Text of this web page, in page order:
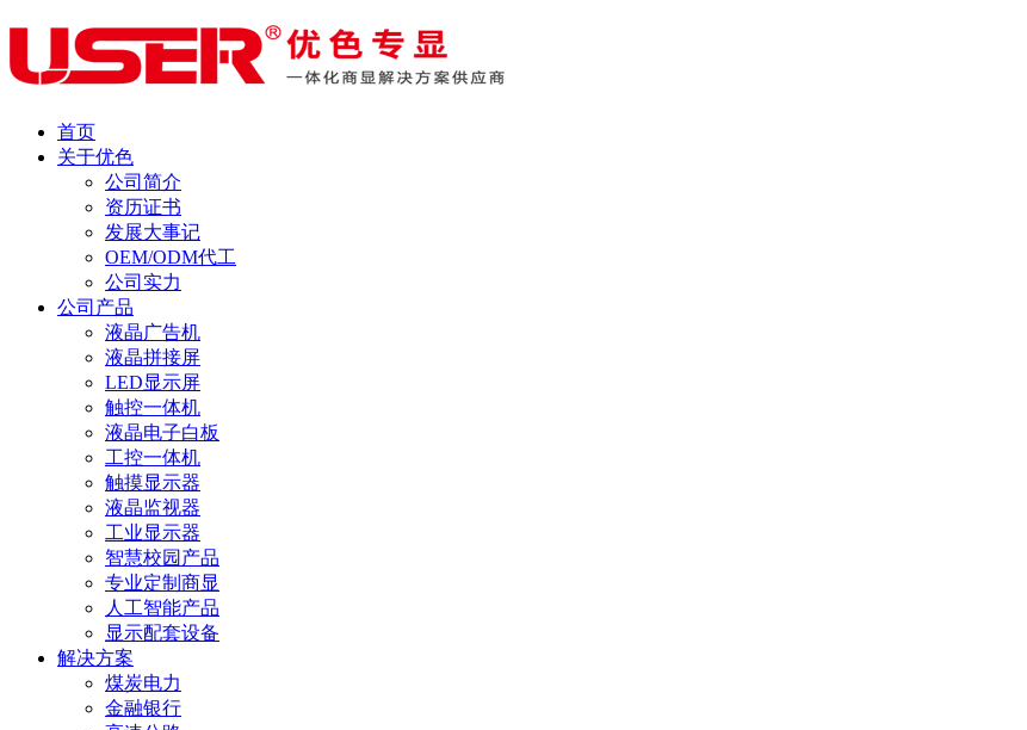
首页
关于优色
公司简介
资历证书
发展大事记
OEM/ODM代工
公司实力
公司产品
液晶广告机
液晶拼接屏
LED显示屏
触控一体机
液晶电子白板
工控一体机
触摸显示器
液晶监视器
工业显示器
智慧校园产品
专业定制商显
人工智能产品
显示配套设备
解决方案
煤炭电力
金融银行